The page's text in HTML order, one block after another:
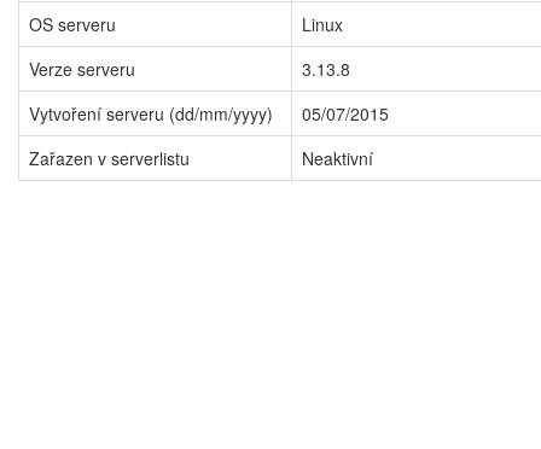
OS serveru
Linux
Verze serveru
3.13.8
Vytvoření serveru (dd/mm/yyyy)
05/07/2015
Zařazen v serverlistu
Neaktivní